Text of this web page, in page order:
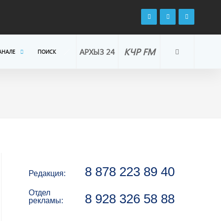
КЧР FM
АРХЫЗ 24
ПОИСК
Редакция: 8 878 223 89 40
Отдел
рекламы:
8 928 326 58 88